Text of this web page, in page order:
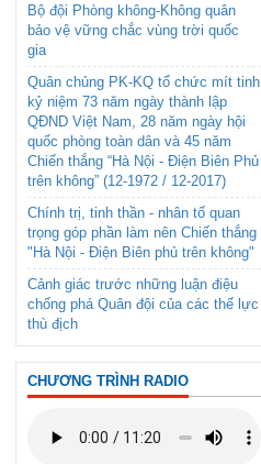
Bộ đội Phòng không-Không quân
bảo vệ vững chắc vùng trời quốc
gia
Quân chủng PK-KQ tổ chức mít tinh
kỷ niệm 73 năm ngày thành lập
QĐND Việt Nam, 28 năm ngày hội
quốc phòng toàn dân và 45 năm
Chiến thắng “Hà Nội - Điện Biên Phủ
trên không” (12-1972 / 12-2017)
Chính trị, tinh thần - nhân tố quan
trọng góp phần làm nên Chiến thắng
"Hà Nội - Điện Biên phủ trên không"
Cảnh giác trước những luận điệu
chống phá Quân đội của các thế lực
thù địch
CHƯƠNG TRÌNH RADIO